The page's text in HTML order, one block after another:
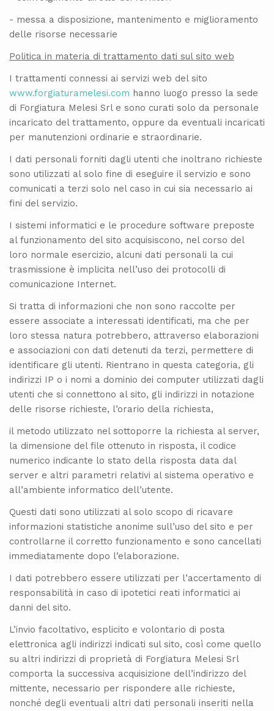
- messa a disposizione, mantenimento e miglioramento
delle risorse necessarie
Politica in materia di trattamento dati sul sito web
I trattamenti connessi ai servizi web del sito
www.forgiaturamelesi.com hanno luogo presso la sede
di Forgiatura Melesi Srl e sono curati solo da personale
incaricato del trattamento, oppure da eventuali incaricati
per manutenzioni ordinarie e straordinarie.
I dati personali forniti dagli utenti che inoltrano richieste
sono utilizzati al solo fine di eseguire il servizio e sono
comunicati a terzi solo nel caso in cui sia necessario ai
fini del servizio.
I sistemi informatici e le procedure software preposte
al funzionamento del sito acquisiscono, nel corso del
loro normale esercizio, alcuni dati personali la cui
trasmissione è implicita nell’uso dei protocolli di
comunicazione Internet.
Si tratta di informazioni che non sono raccolte per
essere associate a interessati identificati, ma che per
loro stessa natura potrebbero, attraverso elaborazioni
e associazioni con dati detenuti da terzi, permettere di
identificare gli utenti. Rientrano in questa categoria, gli
indirizzi IP o i nomi a dominio dei computer utilizzati dagli
utenti che si connettono al sito, gli indirizzi in notazione
delle risorse richieste, l’orario della richiesta,
il metodo utilizzato nel sottoporre la richiesta al server,
la dimensione del file ottenuto in risposta, il codice
numerico indicante lo stato della risposta data dal
server e altri parametri relativi al sistema operativo e
all’ambiente informatico dell’utente.
Questi dati sono utilizzati al solo scopo di ricavare
informazioni statistiche anonime sull’uso del sito e per
controllarne il corretto funzionamento e sono cancellati
immediatamente dopo l’elaborazione.
I dati potrebbero essere utilizzati per l’accertamento di
responsabilità in caso di ipotetici reati informatici ai
danni del sito.
L’invio facoltativo, esplicito e volontario di posta
elettronica agli indirizzi indicati sul sito, così come quello
su altri indirizzi di proprietà di Forgiatura Melesi Srl
comporta la successiva acquisizione dell’indirizzo del
mittente, necessario per rispondere alle richieste,
nonché degli eventuali altri dati personali inseriti nella